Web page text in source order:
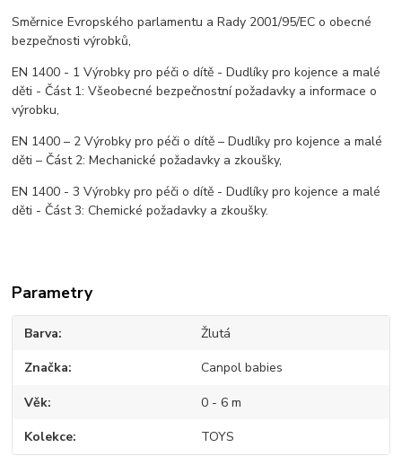
Směrnice Evropského parlamentu a Rady 2001/95/EC o obecné
bezpečnosti výrobků,
EN 1400 - 1 Výrobky pro péči o dítě - Dudlíky pro kojence a malé
děti - Část 1: Všeobecné bezpečnostní požadavky a informace o
výrobku,
EN 1400 – 2 Výrobky pro péči o dítě – Dudlíky pro kojence a malé
děti – Část 2: Mechanické požadavky a zkoušky,
EN 1400 - 3 Výrobky pro péči o dítě - Dudlíky pro kojence a malé
děti - Část 3: Chemické požadavky a zkoušky.
Parametry
Barva Žlutá
Značka Canpol babies
Věk 0 - 6 m
Kolekce TOYS